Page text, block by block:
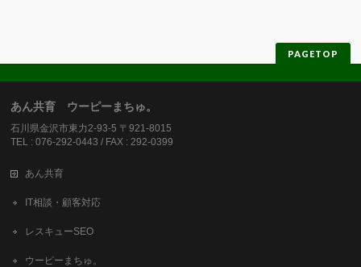
PAGETOP
あん共育 ウーピーまちゅ。
石川県金沢市東力2-93-5 〒921-8015
TEL : 076-292-0443 / FAX : 292-0399
あん共育
IT相談・顧客対応
レスキューSEO
ウーピーまちゅ。